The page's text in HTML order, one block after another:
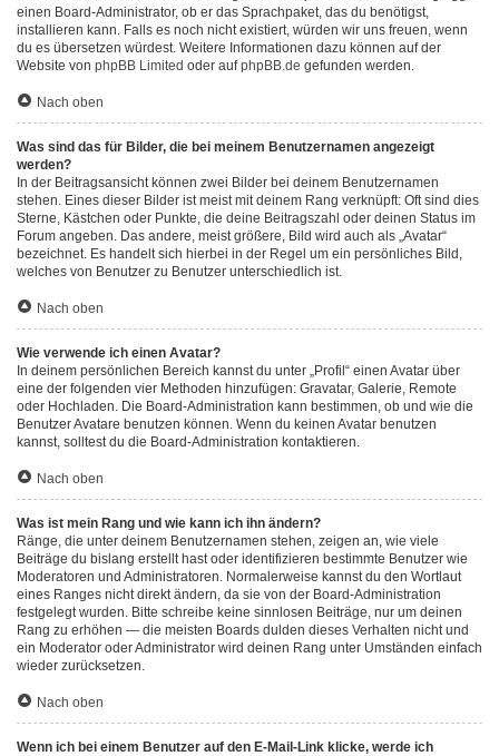
einen Board-Administrator, ob er das Sprachpaket, das du benötigst,
installieren kann. Falls es noch nicht existiert, würden wir uns freuen, wenn
du es übersetzen würdest. Weitere Informationen dazu können auf der
Website von phpBB Limited oder aufphpBB.de gefunden werden.
Nach oben
Was sind das für Bilder, die bei meinem Benutzernamen angezeigt
werden?
In der Beitragsansicht können zwei Bilder bei deinem Benutzernamen
stehen. Eines dieser Bilder ist meist mit deinem Rang verknüpft: Oft sind dies
Sterne, Kästchen oder Punkte, die deine Beitragszahl oder deinen Status im
Forum angeben. Das andere, meist größere, Bild wird auch als „Avatar“
bezeichnet. Es handelt sich hierbei in der Regel um ein persönliches Bild,
welches von Benutzer zu Benutzer unterschiedlich ist.
Nach oben
Wie verwende ich einen Avatar?
In deinem persönlichen Bereich kannst du unter „Profil“ einen Avatar über
eine der folgenden vier Methoden hinzufügen: Gravatar, Galerie, Remote
oder Hochladen. Die Board-Administration kann bestimmen, ob und wie die
Benutzer Avatare benutzen können. Wenn du keinen Avatar benutzen
kannst, solltest du die Board-Administration kontaktieren.
Nach oben
Was ist mein Rang und wie kann ich ihn ändern?
Ränge, die unter deinem Benutzernamen stehen, zeigen an, wie viele
Beiträge du bislang erstellt hast oder identifizieren bestimmte Benutzer wie
Moderatoren und Administratoren. Normalerweise kannst du den Wortlaut
eines Ranges nicht direkt ändern, da sie von der Board-Administration
festgelegt wurden. Bitte schreibe keine sinnlosen Beiträge, nur um deinen
Rang zu erhöhen — die meisten Boards dulden dieses Verhalten nicht und
ein Moderator oder Administrator wird deinen Rang unter Umständen einfach
wieder zurücksetzen.
Nach oben
Wenn ich bei einem Benutzer auf den E-Mail-Link klicke, werde ich